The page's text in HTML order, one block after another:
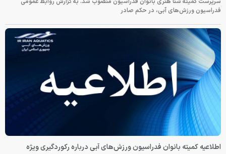
فدراسیون ورزش‌های آبی، در حکم صادر
اطلاعیه کمیته بانوان فدراسیون ورزش‌های آبی درباره رکوردگیری ویژه